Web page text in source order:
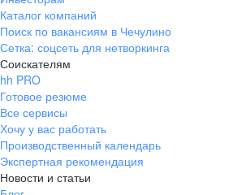
Каталог компаний
Поиск по вакансиям в Чечулино
Сетка: соцсеть для нетворкинга
Соискателям
hh PRO
Готовое резюме
Все сервисы
Хочу у вас работать
Производственный календарь
Экспертная рекомендация
Новости и статьи